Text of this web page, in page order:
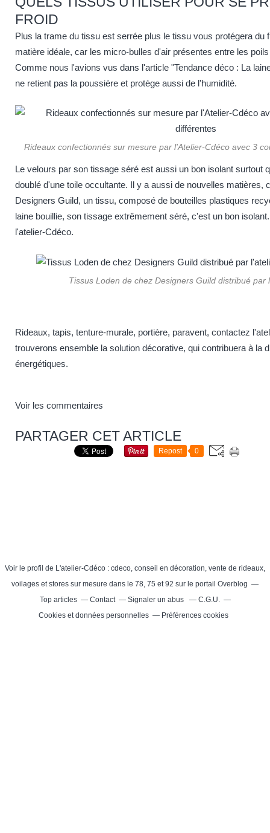
FROID
Plus la trame du tissu est serrée plus le tissu vous protégera du
matière idéale, car les micro-bulles d'air présentes entre les
Comme nous l'avions vus dans l'article "Tendance déco : La
ne retient pas la poussière et protège aussi de l'humidité.
Rideaux confectionnés sur mesure par l'Atelier-Cdéco avec 3
Le velours par son tissage séré est aussi un bon isolant surtout
doublé d'une toile occultante. Il y a aussi de nouvelles matières,
Designers Guild, un tissu, composé de bouteilles plastiques
laine bouillie, son tissage extrêmement séré, c'est un bon
l'atelier-Cdéco.
Tissus Loden de chez Designers Guild distribué par
Rideaux, tapis, tenture-murale, portière, paravent, contactez
trouverons ensemble la solution décorative, qui contribuera à la
énergétiques.
Voir les commentaires
PARTAGER CET ARTICLE
Repost 0
Voir le profil de L'atelier-Cdéco : cdeco, conseil en décoration, vente de rideaux,
voilages et stores sur mesure dans le 78, 75 et 92 sur le portail Overblog
Top articles
Contact Signaler un abus
C.G.U.
Cookies et données personnelles
Préférences cookies